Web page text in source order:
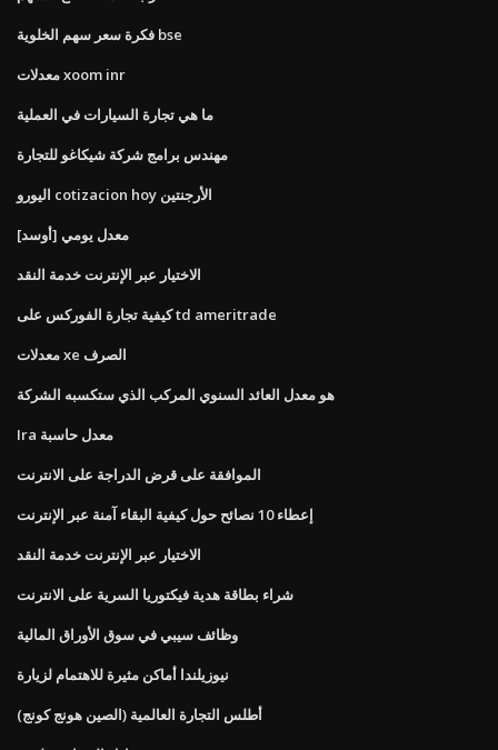
فكرة سعر سهم الخلوية bse
معدلات xoom inr
ما هي تجارة السيارات في العملية
مهندس برامج شركة شيكاغو للتجارة
اليورو cotizacion hoy الأرجنتين
معدل يومي [أوسد]
الاختيار عبر الإنترنت خدمة النقد
كيفية تجارة الفوركس على td ameritrade
معدلات xe الصرف
هو معدل العائد السنوي المركب الذي ستكسبه الشركة
Ira معدل حاسبة
الموافقة على قرض الدراجة على الانترنت
إعطاء 10 نصائح حول كيفية البقاء آمنة عبر الإنترنت
الاختيار عبر الإنترنت خدمة النقد
شراء بطاقة هدية فيكتوريا السرية على الانترنت
وظائف سيبي في سوق الأوراق المالية
نيوزيلندا أماكن مثيرة للاهتمام لزيارة
أطلس التجارة العالمية (الصين هونج كونج)